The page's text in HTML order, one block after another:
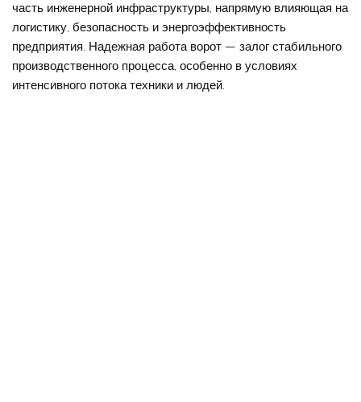
часть инженерной инфраструктуры, напрямую влияющая на
логистику, безопасность и энергоэффективность
предприятия. Надежная работа ворот — залог стабильного
производственного процесса, особенно в условиях
интенсивного потока техники и людей.